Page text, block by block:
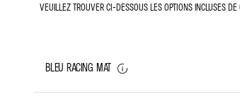
VEUILLEZ TROUVER CI-DESSOUS LES OPTIONS INCLUSES DE
BLEU RACING MAT